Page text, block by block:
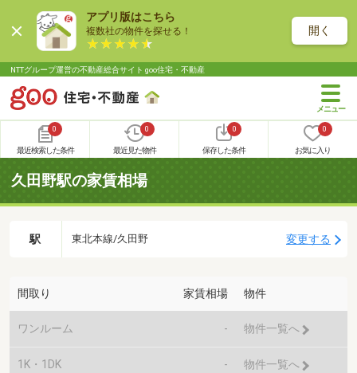
アプリ版はこちら
複数社の物件を探せる！ 開く
NTTグループ運営の不動産総合サイト goo住宅・不動産
0
最近検索した条件
0
最近見た物件
0
保存した条件
0
お気に入り
久田野駅の家賃相場
駅 東北本線/久田野 変更する
間取り 家賃相場 物件
ワンルーム - 物件一覧へ
1K・1DK - 物件一覧へ